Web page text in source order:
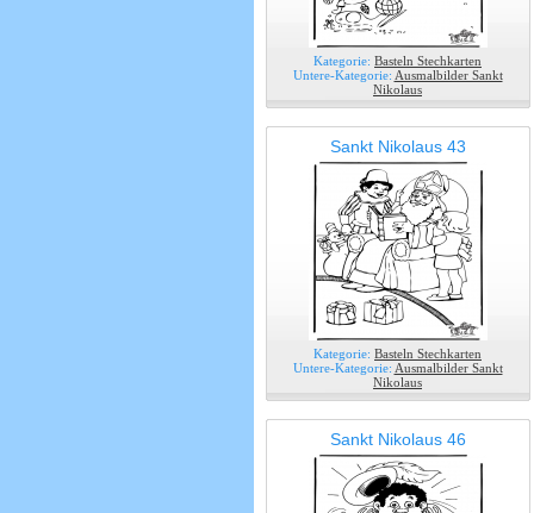
Kategorie: Basteln Stechkarten
Untere-Kategorie: Ausmalbilder Sankt
Nikolaus
Sankt Nikolaus 43
Kategorie: Basteln Stechkarten
Untere-Kategorie: Ausmalbilder Sankt
Nikolaus
Sankt Nikolaus 46